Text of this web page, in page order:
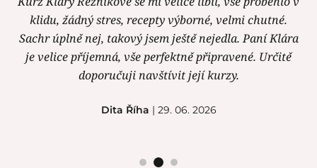
klidu, žádný stres, recepty výborné, velmi chutné.
Sachr úplně nej, takový jsem ještě nejedla. Paní Klára
je velice příjemná, vše perfektně připravené. Určitě
doporučuji navštívit její kurzy.
Dita Říha | 29. 06. 2026